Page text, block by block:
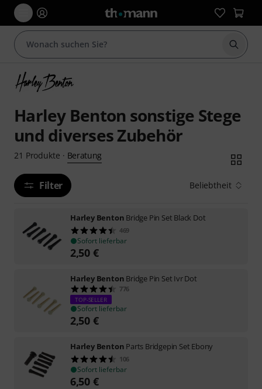
Suche
Harley Benton sonstige Stege
und diverses Zubehör
21 Produkte · Beratung
Filter Beliebtheit
Harley Benton Bridge Pin Set Black Dot
469
Sofort lieferbar
2,50 €
Harley Benton Bridge Pin Set Ivr Dot
776
TOP-SELLER
Sofort lieferbar
2,50 €
Harley Benton Parts Bridgepin Set Ebony
106
Sofort lieferbar
6,50 €